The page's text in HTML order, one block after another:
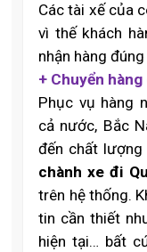
Các tài xế của
vì thế khách
nhận hàng
+ Chuyển
Phục vụ hàng
cả nước, Bắc
đến chất lượng
chành xe đi
trên hệ thống.
tin cần thiết
hiện tại… bất